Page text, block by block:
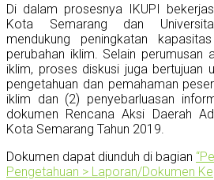
Di dalam prosesnya IKUPI
Kota Semarang dan
mendukung peningkatan
perubahan iklim. Selain perumusan
iklim, proses diskusi juga bertujuan
pengetahuan dan pemahaman
iklim dan (2) penyebarluasan
dokumen Rencana Aksi Daerah
Kota Semarang Tahun 2019.
Dokumen dapat diunduh di bagian
Pengetahuan > Laporan/Dokumen